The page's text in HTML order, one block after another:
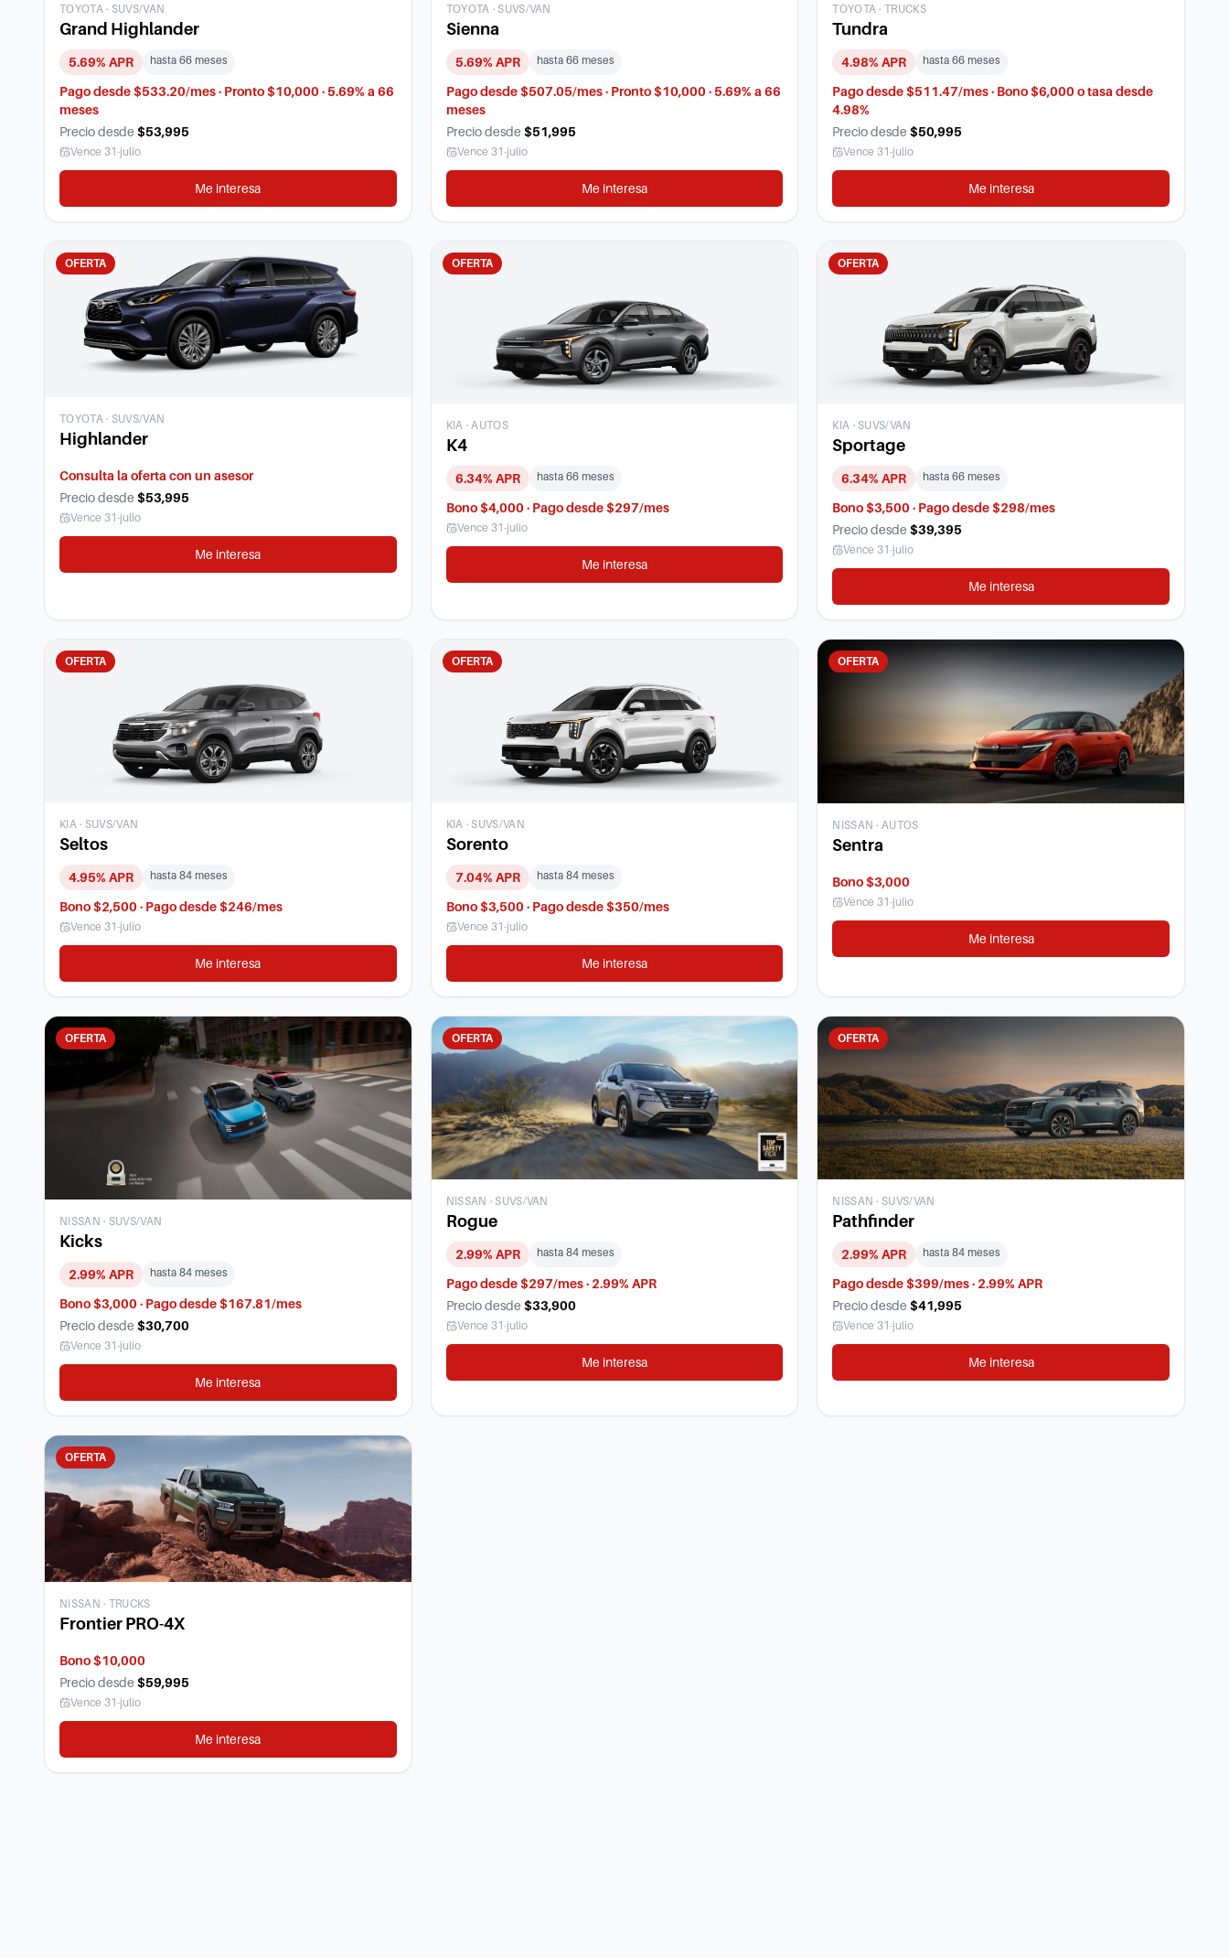
TOYOTA · SUVS/VAN
Grand Highlander
5.69% APR hasta 66 meses
Pago desde $533.20/mes · Pronto $10,000 · 5.69% a 66
meses
Precio desde $53,995
Vence 31-julio
Me interesa
TOYOTA · SUVS/VAN
Sienna
5.69% APR hasta 66meses
Pago desde $507.05/mes · Pronto $10,000 · 5.69% a 66
meses
Precio desde $51,995
Vence 31-julio
Me interesa
TOYOTA ·TRUCKS
Tundra
4.98% APR hasta66 meses
Pago desde $511.47/mes · Bono $6,000 o tasa desde
4.98%
Precio desde$50,995
Vence31-julio
Me interesa
OFERTA
TOYOTA · SUVS/VAN
Highlander
Consulta la oferta con un asesor
Precio desde $53,995
Vence 31-julio
Me interesa
OFERTA
KIA ·AUTOS
K4
6.34% APR hasta 66meses
Bono $4,000 · Pago desde $297/mes
Vence 31-julio
Me interesa
OFERTA
KIA · SUVS/VAN
Sportage
6.34% APR hasta66 meses
Bono $3,500 · Pago desde $298/mes
Precio desde$39,395
Vence31-julio
Me interesa
OFERTA
KIA · SUVS/VAN
Seltos
4.95% APR hasta 84 meses
Bono $2,500 · Pago desde $246/mes
Vence 31-julio
Me interesa
OFERTA
KIA · SUVS/VAN
Sorento
7.04% APR hasta 84meses
Bono $3,500 · Pago desde $350/mes
Vence 31-julio
Me interesa
OFERTA
NISSAN · AUTOS
Sentra
Bono $3,000
Vence31-julio
Me interesa
OFERTA
NISSAN · SUVS/VAN
Kicks
2.99% APR hasta 84 meses
Bono $3,000 · Pago desde $167.81/mes
Precio desde $30,700
Vence 31-julio
Me interesa
OFERTA
NISSAN · SUVS/VAN
Rogue
2.99% APR hasta 84meses
Pago desde $297/mes · 2.99% APR
Precio desde $33,900
Vence 31-julio
Me interesa
OFERTA
NISSAN · SUVS/VAN
Pathfinder
2.99% APR hasta84 meses
Pago desde $399/mes · 2.99% APR
Precio desde$41,995
Vence31-julio
Me interesa
OFERTA
NISSAN · TRUCKS
Frontier PRO-4X
Bono $10,000
Precio desde $59,995
Vence 31-julio
Me interesa